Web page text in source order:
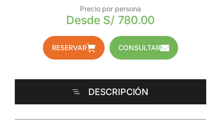
Precio por persona
Desde S/ 780.00
RESERVAR CONSULTAR
DESCRIPCIÓN